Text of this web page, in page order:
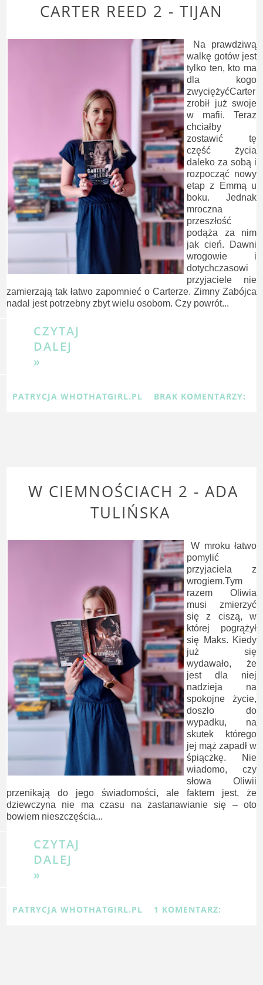
CARTER REED 2 - TIJAN
Na prawdziwą
walkę gotów jest
tylko ten, kto ma
dla kogo
zwyciężyćCarter
zrobił już swoje
w mafii. Teraz
chciałby
zostawić tę
część życia
daleko za sobą i
rozpocząć nowy
etap z Emmą u
boku. Jednak
mroczna
przeszłość
podąża za nim
jak cień. Dawni
wrogowie i
dotychczasowi
przyjaciele nie
zamierzają tak łatwo zapomnieć o Carterze. Zimny Zabójca
nadal jest potrzebny zbyt wielu osobom. Czy powrót...
CZYTAJ
DALEJ
»
PATRYCJA WHOTHATGIRL.PL BRAK KOMENTARZY:
W CIEMNOŚCIACH 2 - ADA
TULIŃSKA
W mroku łatwo
pomylić
przyjaciela z
wrogiem.Tym
razem Oliwia
musi zmierzyć
się z ciszą, w
której pogrążył
się Maks. Kiedy
już się
wydawało, że
jest dla niej
nadzieja na
spokojne życie,
doszło do
wypadku, na
skutek którego
jej mąż zapadł w
śpiączkę. Nie
wiadomo, czy
słowa Oliwii
przenikają do jego świadomości, ale faktem jest, że
dziewczyna nie ma czasu na zastanawianie się – oto
bowiem nieszczęścia...
CZYTAJ
DALEJ
»
PATRYCJA WHOTHATGIRL.PL 1 KOMENTARZ: